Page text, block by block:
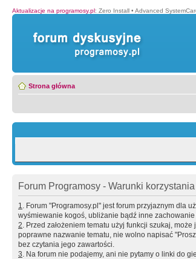
Aktualizacje na programosy.pl: Zero Install • Advanced
Strona główna
Forum Programosy - Warunki korzystania
1. Forum "Programosy.pl" jest forum przyjaznym dla
wyśmiewanie kogoś, ubliżanie bądź inne
2. Przed założeniem tematu użyj funkcji szukaj,
poprawne nazwanie tematu, nie wolno napisać
bez czytania jego zawartości.
3. Na forum nie podajemy, ani nie pytamy o linki do